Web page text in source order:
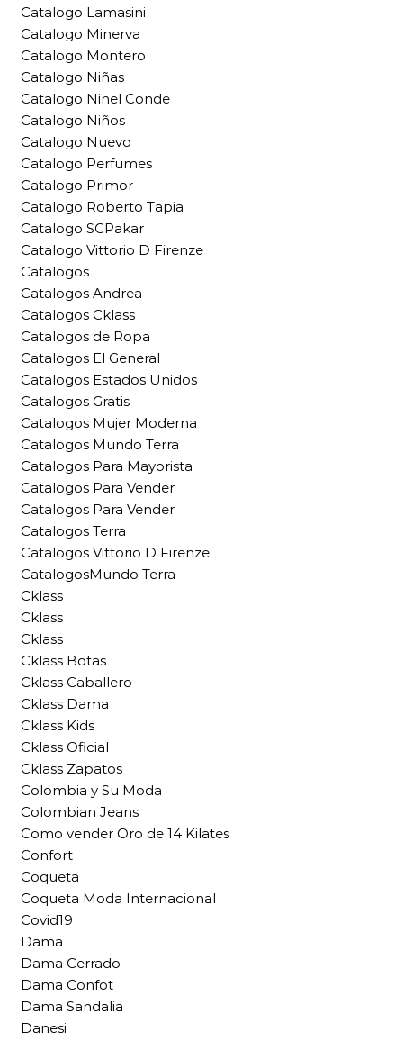
Catalogo Lamasini
Catalogo Minerva
Catalogo Montero
Catalogo Niñas
Catalogo Ninel Conde
Catalogo Niños
Catalogo Nuevo
Catalogo Perfumes
Catalogo Primor
Catalogo Roberto Tapia
Catalogo SCPakar
Catalogo Vittorio D Firenze
Catalogos
Catalogos Andrea
Catalogos Cklass
Catalogos de Ropa
Catalogos El General
Catalogos Estados Unidos
Catalogos Gratis
Catalogos Mujer Moderna
Catalogos Mundo Terra
Catalogos Para Mayorista
Catalogos Para Vender
Catalogos Para Vender
Catalogos Terra
Catalogos Vittorio D Firenze
CatalogosMundo Terra
Cklass
Cklass
Cklass
Cklass Botas
Cklass Caballero
Cklass Dama
Cklass Kids
Cklass Oficial
Cklass Zapatos
Colombia y Su Moda
Colombian Jeans
Como vender Oro de 14 Kilates
Confort
Coqueta
Coqueta Moda Internacional
Covid19
Dama
Dama Cerrado
Dama Confot
Dama Sandalia
Danesi